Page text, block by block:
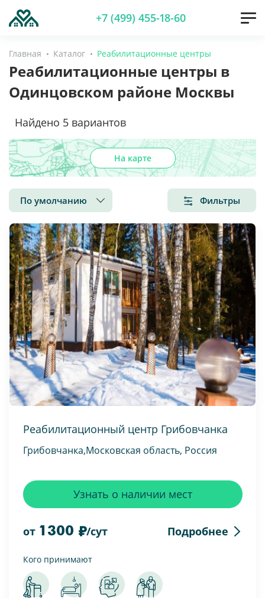
+7 (499) 455-18-60
Главная Каталог Реабилитационные центры
Реабилитационные центры в
Одинцовском районе Москвы
Найдено 5 вариантов
По умолчанию Фильтры
На карте
Реабилитационный центр Грибовчанка
Грибовчанка,Московская область, Россия
от 1300 /сут Подробнее
Узнать о наличии мест
Кого принимают